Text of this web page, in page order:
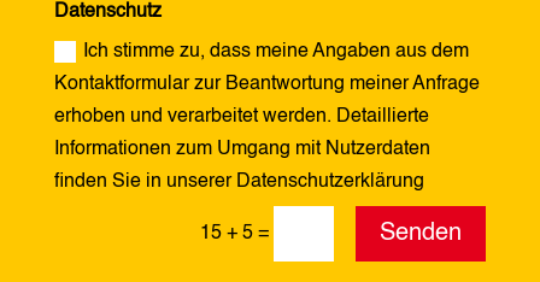
Datenschutz
Ich stimme zu, dass meine Angaben aus dem
Kontaktformular zur Beantwortung meiner Anfrage
erhoben und verarbeitet werden. Detaillierte
Informationen zum Umgang mit Nutzerdaten
finden Sie in unserer Datenschutzerklärung
15 + 5 = Senden